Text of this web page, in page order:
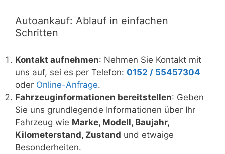
Autoankauf: Ablauf in einfachen
Schritten
Kontakt aufnehmen: Nehmen Sie Kontakt mit
uns auf, sei es per Telefon: 0152 / 55457304
oder Online-Anfrage.
Fahrzeuginformationen bereitstellen: Geben
Sie uns grundlegende Informationen über Ihr
Fahrzeug wie Marke, Modell, Baujahr,
Kilometerstand, Zustand und etwaige
Besonderheiten.